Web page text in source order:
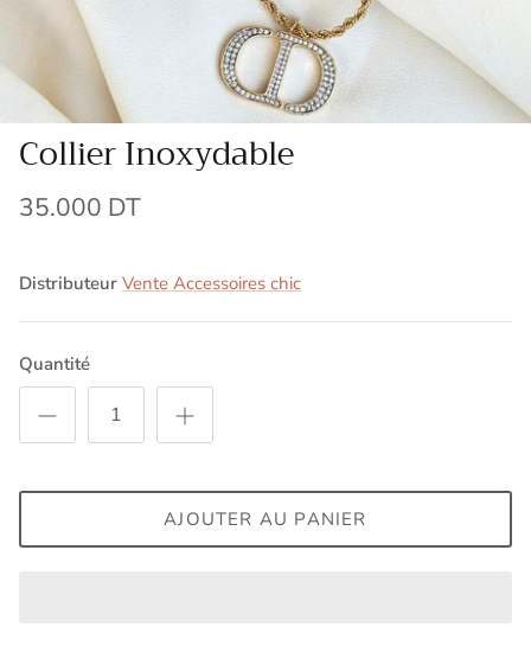
Collier Inoxydable
35.000 DT
Distributeur Vente Accessoires chic
Quantité
AJOUTER AU PANIER